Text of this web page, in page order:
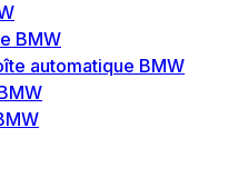
BMW
automatique BMW